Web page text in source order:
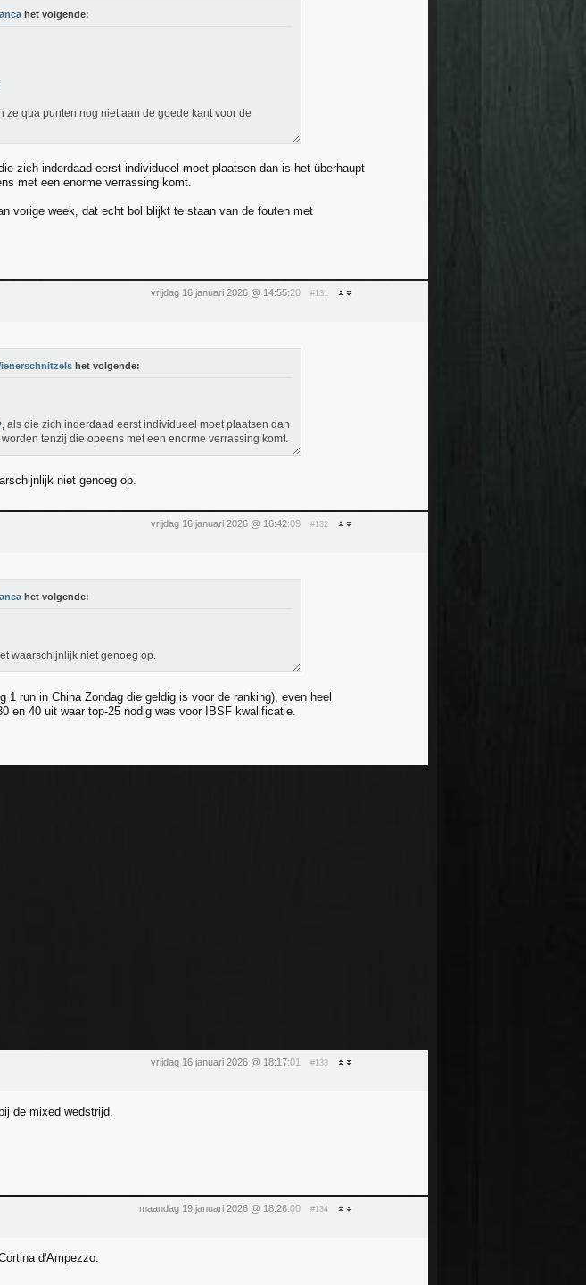
het volgende:
qua punten nog niet aan de goede kant voor de
zich inderdaad eerst individueel moet plaatsen dan is het überhaupt
met een enorme verrassing komt.
vorige week, dat echt bol blijkt te staan van de fouten met
vrijdag 16 januari 2026 @ 14:55:20 #131
het volgende:
, als die zich inderdaad eerst individueel moet plaatsen dan
tenzij die opeens met een enorme verrassing komt.
niet genoeg op.
vrijdag 16 januari 2026 @ 16:42:09 #132
het volgende:
waarschijnlijk niet genoeg op.
run in China Zondag die geldig is voor de ranking), even heel
en 40 uit waar top-25 nodig was voor IBSF kwalificatie.
vrijdag 16 januari 2026 @ 18:17:01 #133
de mixed wedstrijd.
maandag 19 januari 2026 @ 18:26:00 #134
d'Ampezzo.